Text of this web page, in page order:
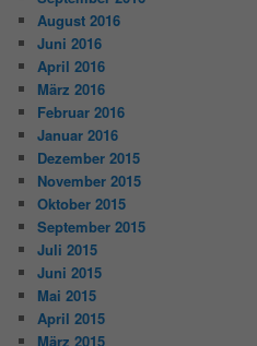
August 2016
Juni 2016
April 2016
März 2016
Februar 2016
Januar 2016
Dezember 2015
November 2015
Oktober 2015
September 2015
Juli 2015
Juni 2015
Mai 2015
April 2015
März 2015